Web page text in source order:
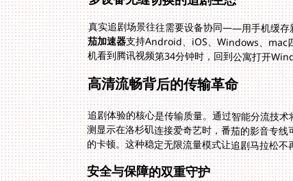
真实追剧场景往往需要设备协同——用手机缓存
茄加速器支持Android、iOS、Windows、mac
机看到腾讯视频第34分钟时，回到公寓打开
高清流畅背后的传输革命
追剧体验的核心是传输质量。通过智能分流技
测显示在洛杉矶连接爱奇艺时，番茄的影音专
的卡顿。这种稳定无限流量模式让追剧马拉松不
安全与保障的双重守护